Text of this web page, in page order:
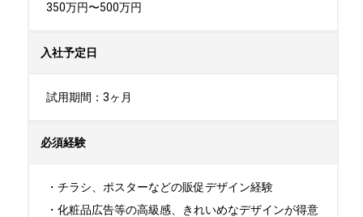
350万円〜500万円
入社予定日
試用期間：3ヶ月
必須経験
・チラシ、ポスターなどの販促デザイン経験
・化粧品広告等の高級感、きれいめなデザインが得意